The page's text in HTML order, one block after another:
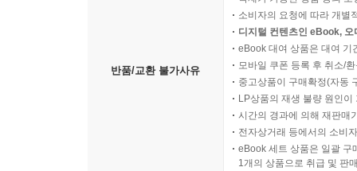
반품/교환 불가사유
소비자의 요청에 따라 개별
디지털 컨텐츠인 eBook,
eBook 대여 상품은 대여 기
모바일 쿠폰 등록 후 취소/
중고상품이 구매확정(자동
LP상품의 재생 불량 원인
시간의 경과에 의해 재판매
전자상거래 등에서의 소비
eBook 세트 상품은 일괄 구
1개의 상품으로 취급 및 판